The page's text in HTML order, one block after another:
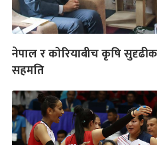
नेपाल र कोरियाबीच कृषि
सहमति